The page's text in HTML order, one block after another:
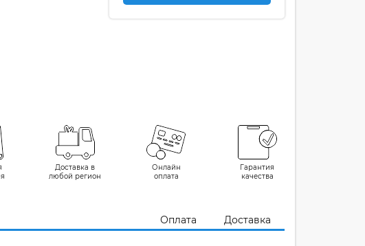
Доставка в
любой регион
Онлайн
оплата
Гарантия
качества
Оплата Доставка